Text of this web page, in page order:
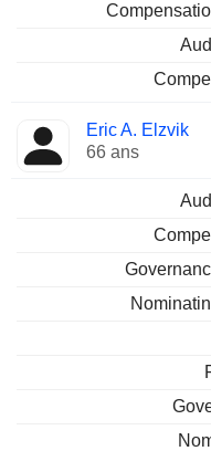
Eric A. Elzvik
66 ans